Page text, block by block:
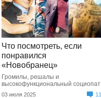
Что посмотреть, если
понравился
«Новобранец»
Громилы, решалы и
высокофункциональный социопат
03 июля 2025 11